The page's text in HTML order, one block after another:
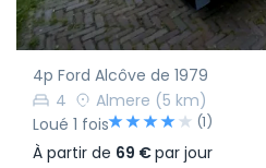
4p Ford Alcôve de 1979
4
Almere (5 km)
Loué 1 fois
(1)
À partir de 69 €par jour